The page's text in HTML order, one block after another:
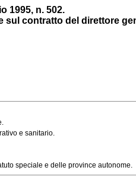
1995, n. 502.
sul contratto del direttore
e sanitario.
speciale e delle province autonome.